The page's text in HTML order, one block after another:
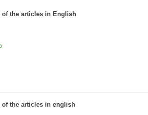
of the articles in English
of the articles in english